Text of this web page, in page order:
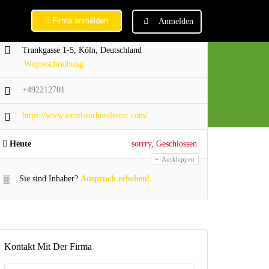
Firma anmelden Anmelden
Trankgasse 1-5, Köln, Deutschland
Wegbeschreibung
+492212701
https://www.excelsiorhotelernst.com/
Heute sorrry, Geschlossen
Ausklappen
Sie sind Inhaber? Anspruch erheben!
Kontakt Mit Der Firma